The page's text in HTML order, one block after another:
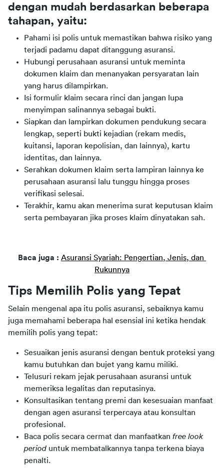
dengan mudah berdasarkan beberapa
tahapan, yaitu:
Pahami isi polis untuk memastikan bahwa risiko yang
terjadi padamu dapat ditanggung asuransi.
Hubungi perusahaan asuransi untuk meminta
dokumen klaim dan menanyakan persyaratan lain
yang harus dilampirkan.
Isi formulir klaim secara rinci dan jangan lupa
menyimpan salinannya sebagai bukti.
Siapkan dan lampirkan dokumen pendukung secara
lengkap, seperti bukti kejadian (rekam medis,
kuitansi, laporan kepolisian, dan lainnya), kartu
identitas, dan lainnya.
Serahkan dokumen klaim serta lampiran lainnya ke
perusahaan asuransi lalu tunggu hingga proses
verifikasi selesai.
Terakhir, kamu akan menerima surat keputusan klaim
serta pembayaran jika proses klaim dinyatakan sah.
Baca juga : Asuransi Syariah: Pengertian, Jenis, dan
Rukunnya
Tips Memilih Polis yang Tepat
Selain mengenal apa itu polis asuransi, sebaiknya kamu
juga memahami beberapa hal esensial ini ketika hendak
memilih polis yang tepat:
Sesuaikan jenis asuransi dengan bentuk proteksi yang
kamu butuhkan dan bujet yang kamu miliki.
Telusuri rekam jejak perusahaan asuransi untuk
memeriksa legalitas dan reputasinya.
Konsultasikan tentang premi dan kesesuaian manfaat
dengan agen asuransi terpercaya atau konsultan
profesional.
Baca polis secara cermat dan manfaatkan free look
period untuk membatalkannya tanpa terkena biaya
penalti.